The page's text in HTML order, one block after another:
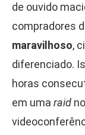
de ouvido
compradores
maravilhoso,
diferenciado.
horas
em uma raid